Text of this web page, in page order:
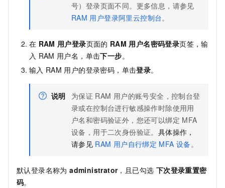
号）登录页面不同。更多信息，请参见
RAM 用户登录阿里云控制台。
在 RAM 用户登录页面的 RAM 用户名密码登录页签，输
入 RAM 用户名，单击下一步。
输入 RAM 用户的登录密码，单击登录。
说明 为保证 RAM 用户的账号安全，控制台登
录或在控制台进行敏感操作时除使用用
户名和密码验证外，您还可以绑定 MFA
设备，用于二次身份验证。 具体操作，
请参见 RAM 用户自行绑定 MFA 设备。
默认登录名称为administrator，且已勾选 下次登录重置密
码。